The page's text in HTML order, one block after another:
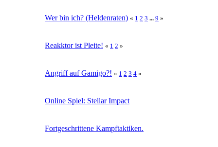
Wer bin ich? (Heldenraten) « 1 2 3 ... 9 »
Reakktor ist Pleite! « 1 2 »
Angriff auf Gamigo?! « 1 2 3 4 »
Online Spiel: Stellar Impact
Fortgeschrittene Kampftaktiken.